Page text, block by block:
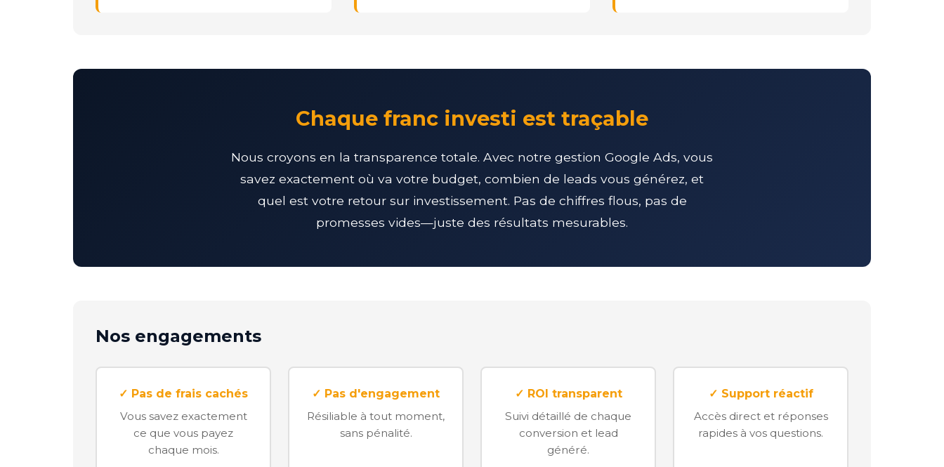
Chaque franc investi est traçable
Nous croyons en la transparence totale. Avec notre gestion Google Ads, vous
savez exactement où va votre budget, combien de leads vous générez, et
quel est votre retour sur investissement. Pas de chiffres flous, pas de
promesses vides—juste des résultats mesurables.
Nos engagements
✓ Pas de frais cachés
Vous savez exactement
ce que vous payez
chaque mois.
✓ Pas d'engagement
Résiliable à tout moment,
sans pénalité.
✓ ROI transparent
Suivi détaillé de chaque
conversion et lead
généré.
✓ Support réactif
Accès direct et réponses
rapides à vos questions.